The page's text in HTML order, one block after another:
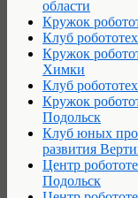
области
Кружок
Клуб
Кружок
Химки
Клуб
Кружок
Подольск
Клуб юных
развития
Центр
Подольск